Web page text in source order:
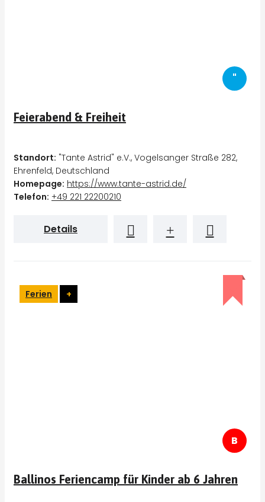
"
Feierabend & Freiheit
Standort: "Tante Astrid" e.V., Vogelsanger Straße 282,
Ehrenfeld, Deutschland
Homepage: https://www.tante-astrid.de/
Telefon: +49 221 22200210
Details
Ferien +
B
Ballinos Feriencamp für Kinder ab 6 Jahren